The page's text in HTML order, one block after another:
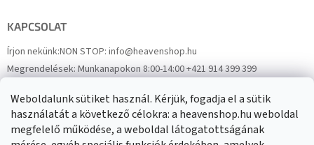
Weboldalunk sütiket használ. Kérjük, fogadja el a sütik
használatát a következő célokra: a heavenshop.hu weboldal
megfelelő működése, a weboldal látogatottságának
KAPCSOLAT
Írjon nekünk:NON STOP: info@heavenshop.hu
Megrendelések:Munkanapokon 8:00-14:00 +421 914 399 399
FacebookHeavenShop.sk